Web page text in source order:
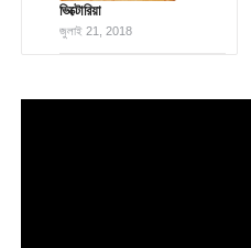
ভিক্টোরিয়া
জুলাই 21, 2018